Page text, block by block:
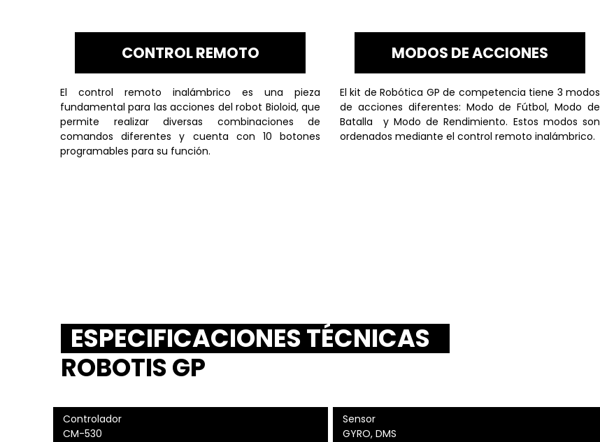
CONTROL REMOTO
El control remoto inalámbrico es una pieza
fundamental para las acciones del robot Bioloid, que
permite realizar diversas combinaciones de
comandos diferentes y cuenta con 10 botones
programables para su función.
MODOS DE ACCIONES
El kit de Robótica GP de competencia tiene 3 modos
de acciones diferentes: Modo de Fútbol, Modo de
Batalla y Modo de Rendimiento. Estos modos son
ordenados mediante el control remoto inalámbrico.
ESPECIFICACIONES TÉCNICAS
ROBOTIS GP
Controlador
CM-530
Sensor
GYRO, DMS